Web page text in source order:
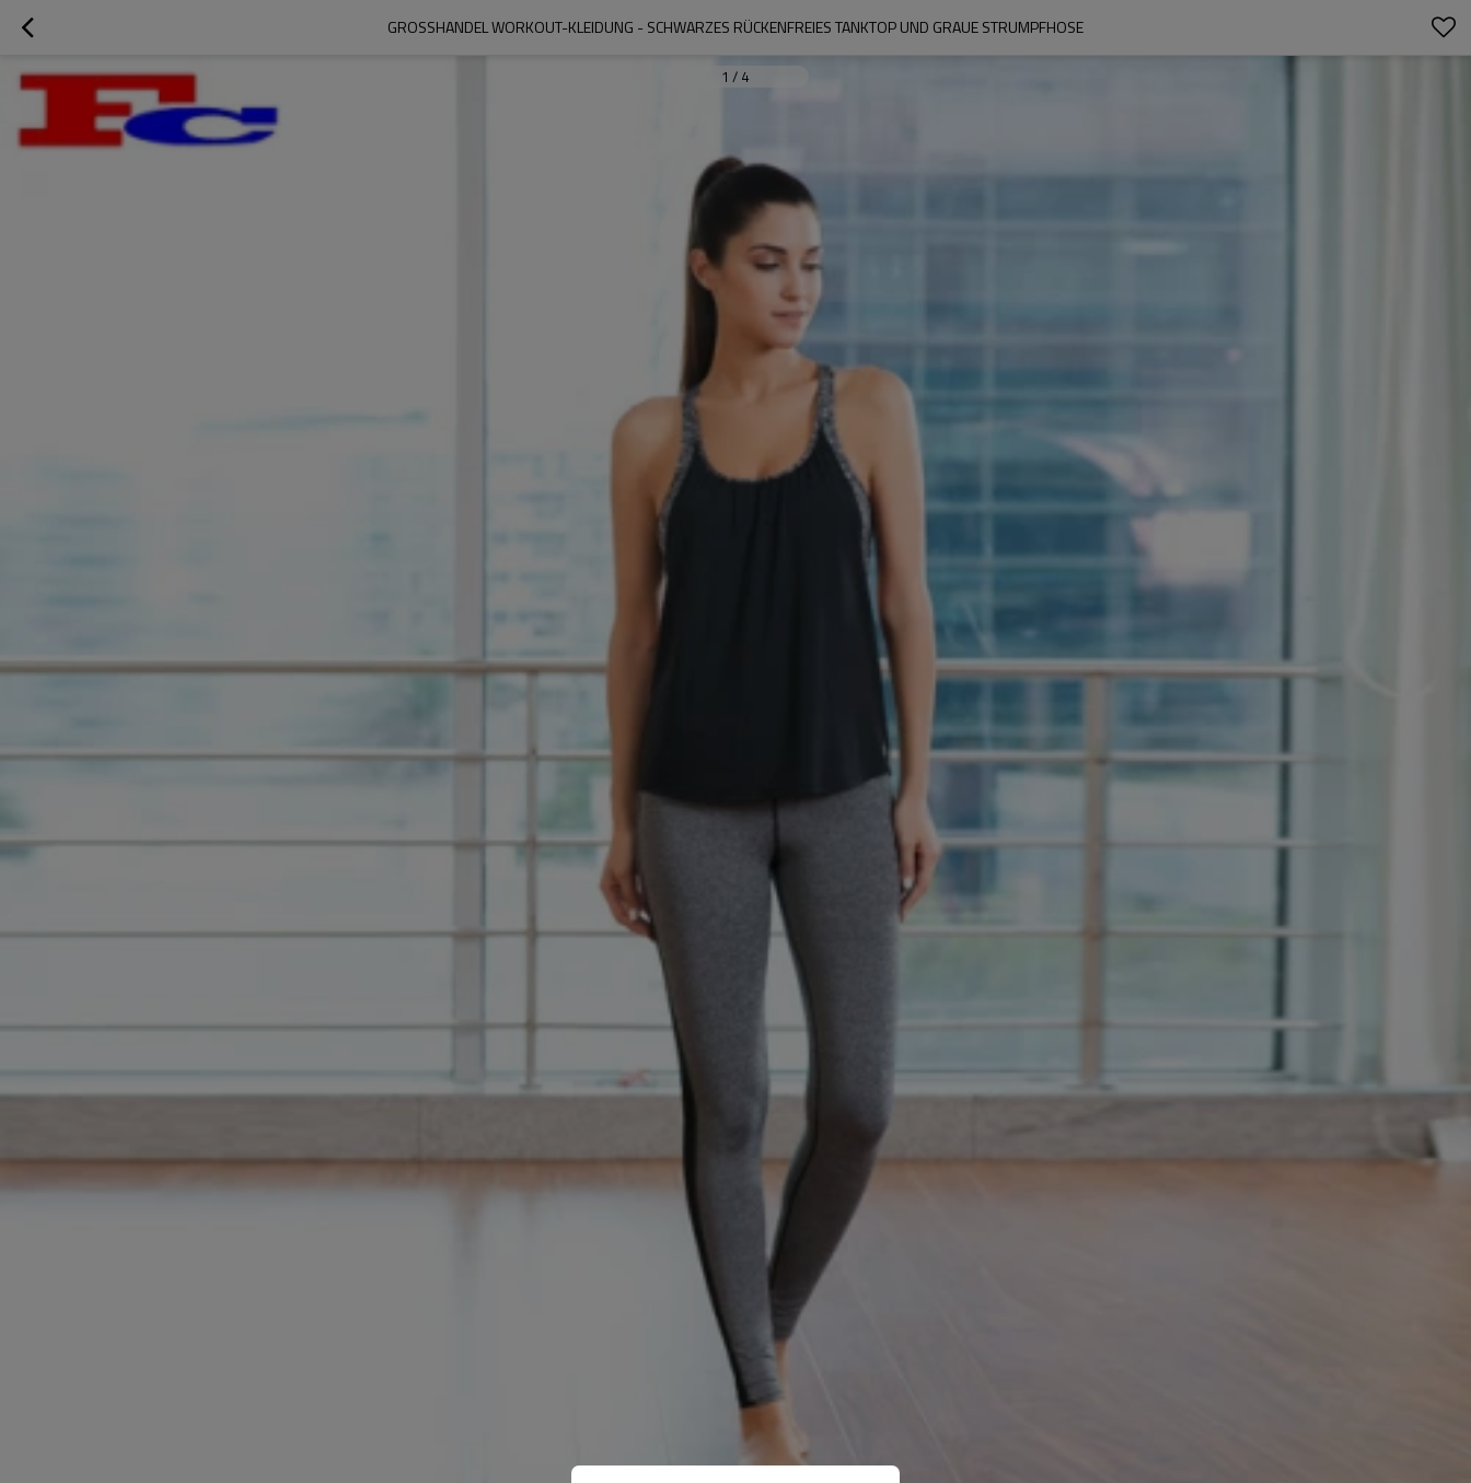
GROSSHANDEL WORKOUT-KLEIDUNG - SCHWARZES RÜCKENFREIES TANKTOP UND GRAUE STRUMPFHOSE
1 / 4